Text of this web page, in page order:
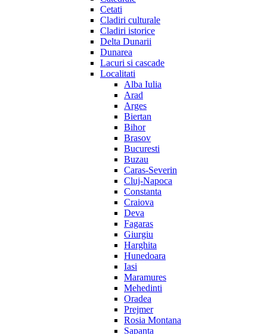
Cetati
Cladiri culturale
Cladiri istorice
Delta Dunarii
Dunarea
Lacuri si cascade
Localitati
Alba Iulia
Arad
Arges
Biertan
Bihor
Brasov
Bucuresti
Buzau
Caras-Severin
Cluj-Napoca
Constanta
Craiova
Deva
Fagaras
Giurgiu
Harghita
Hunedoara
Iasi
Maramures
Mehedinti
Oradea
Prejmer
Rosia Montana
Sapanta